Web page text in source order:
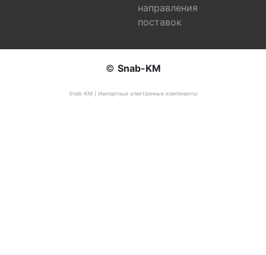
направления
поставок
© Snab-KM
Snab-KM | Импортные электронные компоненты